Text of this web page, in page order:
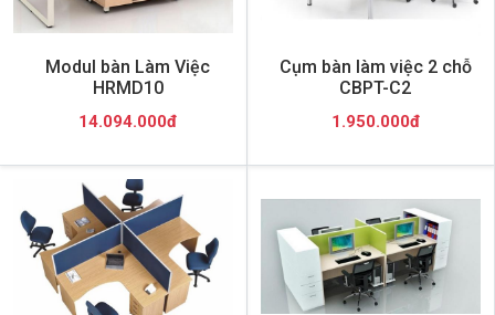
Modul bàn Làm Việc
HRMD10
14.094.000đ
Cụm bàn làm việc 2 chỗ
CBPT-C2
1.950.000đ